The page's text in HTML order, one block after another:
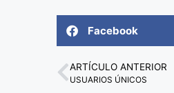
Facebook
ARTÍCULO ANTERIOR
USUARIOS ÚNICOS